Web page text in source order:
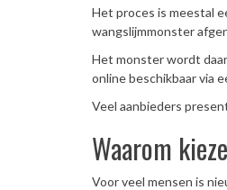
Het proces is meestal
wangslijmmonster
Het monster wordt
online beschikbaar via
Veel aanbieders
Waarom
Voor veel mensen is